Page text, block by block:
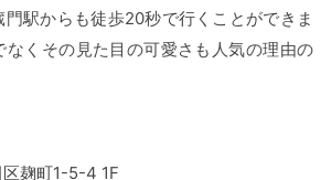
駅からも徒歩20秒で行くことができま
なくその見た目の可愛さも人気の理由の
麹町1-5-4 1F